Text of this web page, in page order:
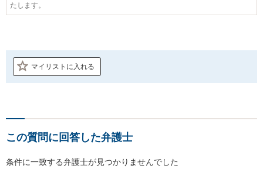
たします。
マイリストに入れる
この質問に回答した弁護士
条件に一致する弁護士が見つかりませんでした